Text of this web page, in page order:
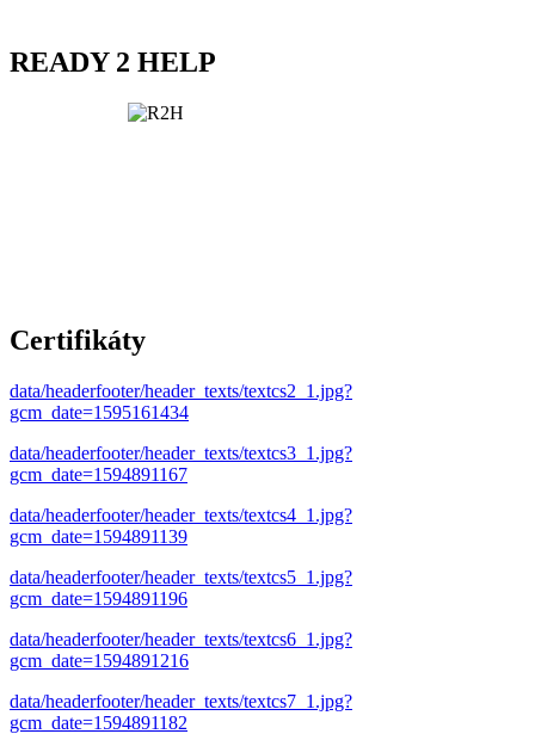
READY 2 HELP
Certifikáty
data/headerfooter/header_texts/textcs2_1.jpg?
gcm_date=1595161434
data/headerfooter/header_texts/textcs3_1.jpg?
gcm_date=1594891167
data/headerfooter/header_texts/textcs4_1.jpg?
gcm_date=1594891139
data/headerfooter/header_texts/textcs5_1.jpg?
gcm_date=1594891196
data/headerfooter/header_texts/textcs6_1.jpg?
gcm_date=1594891216
data/headerfooter/header_texts/textcs7_1.jpg?
gcm_date=1594891182